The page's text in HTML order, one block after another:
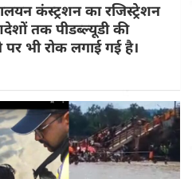
कंस्ट्रशन का रजिस्ट्रेशन
तक पीडब्ल्यूडी की
पर भी रोक लगाई गई है।